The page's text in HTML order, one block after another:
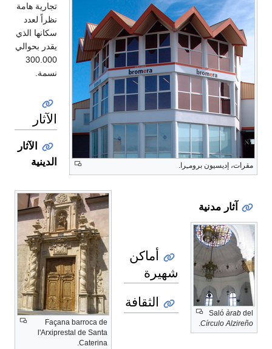
تجارية هامة
نظراً لعدد
سكانها الذي
يقدر بحوالي
نسمة.
الآثار
الدينية
Façana barroca de
l'Arxiprestal de Santa